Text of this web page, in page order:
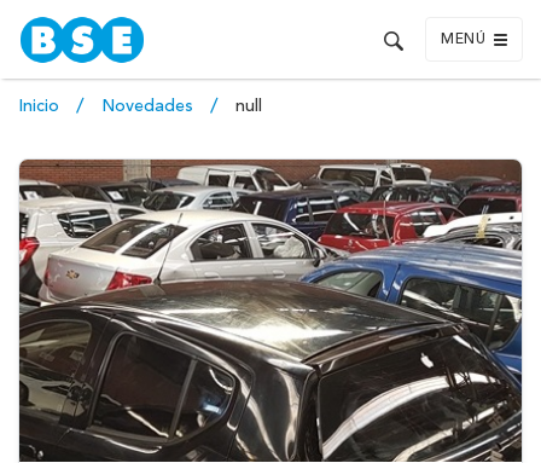
MENÚ
Inicio Novedades null